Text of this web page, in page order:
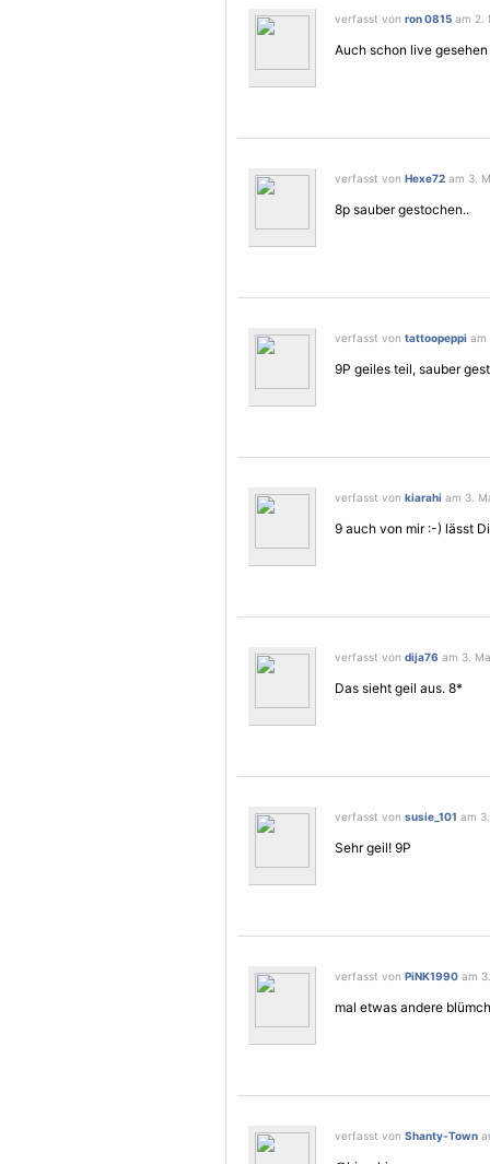
verfasst von ron 0815 am 2.
Auch schon live gesehen
verfasst von Hexe72 am 3.
8p sauber gestochen..
verfasst von tattoopeppi am
9P geiles teil, sauber
verfasst von kiarahi am 3.
9 auch von mir :-) lässt
verfasst von dija76 am 3.
Das sieht geil aus. 8*
verfasst von susie_101 am
Sehr geil! 9P
verfasst von PiNK1990 am
mal etwas andere
verfasst von Shanty-Town